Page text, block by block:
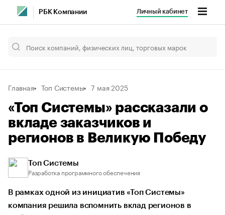
РБК Компании Личный кабинет
Главная Топ Системы 7 мая 2025
«Топ Системы» рассказали о
вкладе заказчиков и
регионов в Великую Победу
Топ Системы
Разработка программного обеспечения
В рамках одной из инициатив «Топ Системы»
компания решила вспомнить вклад регионов в